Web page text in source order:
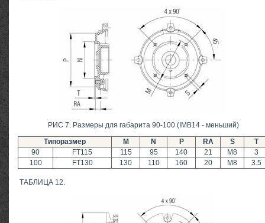
РИС 7. Размеры для габарита 90-100 (IMB14 - меньший)
Типоразмер
M N P RA S
T
90
FT115 115 95 140 21 M8
3
100
FT130 130 110 160 20 M8 3.5
ТАБЛИЦА 12.